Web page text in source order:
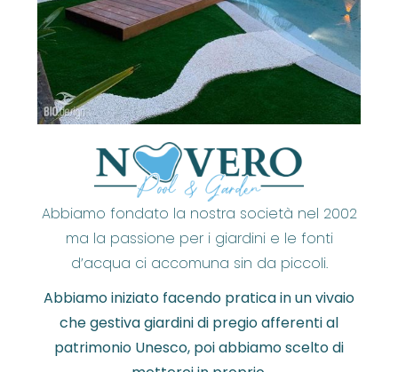
Abbiamo fondato la nostra società nel 2002
ma la passione per i giardini e le fonti
d’acqua ci accomuna sin da piccoli.
Abbiamo iniziato facendo pratica in un vivaio
che gestiva giardini di pregio afferenti al
patrimonio Unesco, poi abbiamo scelto di